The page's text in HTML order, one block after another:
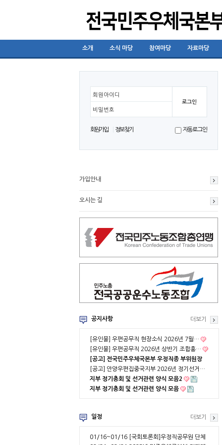
소개 소식 마당 참여마당 자료마당
회원아이디
비밀번호
회원가입 정보찾기 자동로그인
가입안내
오시는 길
공지사항
[유인물] 우편공무직 현장소식 2026년 7월…
[유인물] 우편공무직 2026년 상반기 조합홍…
[공고] 전국민주우체국본부 우정직종 부위원장
…[공고] 안양우편집중국지부 2026년 정기선거…
지부 정기총회 및 선거관련 양식 모음2
지부 정기총회 및 선거관련 양식 모음
더보기
일정
01/16~01/16[국회토론회]우정직공무원 단체
더보기